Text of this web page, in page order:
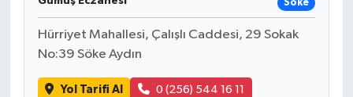
Söke
Hürriyet Mahallesi, Çalışlı Caddesi, 29 Sokak
No:39 Söke Aydın
Yol Tarifi Al 0 (256) 544 16 11